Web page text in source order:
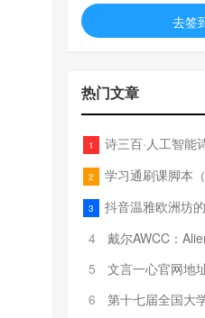
去签
热门文章
1 诗三百·人工智能诗歌写作平台_在线作诗机_
2 学习通刷课脚本
3
抖音温雅欧洲坊的包是正品吗？
4
戴尔AWCC：Alienware Command Center 故障排除
5
文言一心官网地
6
第十七届全国大学生智能汽车竞